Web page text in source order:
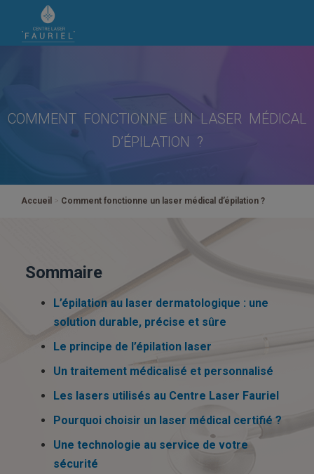
COMMENT FONCTIONNE UN LASER MÉDICAL
D’ÉPILATION ?
Accueil > Comment fonctionne un laser médical d’épilation ?
Sommaire
L’épilation au laser dermatologique : une
solution durable, précise et sûre
Le principe de l’épilation laser
Un traitement médicalisé et personnalisé
Les lasers utilisés au Centre Laser Fauriel
Pourquoi choisir un laser médical certifié ?
Une technologie au service de votre
sécurité